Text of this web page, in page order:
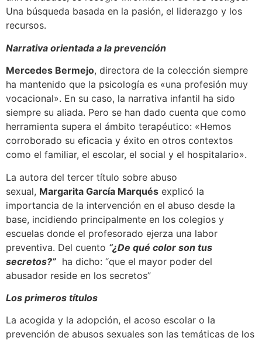
Una búsqueda basada en la pasión, el liderazgo y los
recursos.
Narrativa orientada a la prevención
Mercedes Bermejo, directora de la colección siempre
ha mantenido que la psicología es «una profesión muy
vocacional». En su caso, la narrativa infantil ha sido
siempre su aliada. Pero se han dado cuenta que como
herramienta supera el ámbito terapéutico: «Hemos
corroborado su eficacia y éxito en otros contextos
como el familiar, el escolar, el social y el hospitalario».
La autora del tercer título sobre abuso
sexual, Margarita García Marqués explicó la
importancia de la intervención en el abuso desde la
base, incidiendo principalmente en los colegios y
escuelas donde el profesorado ejerza una labor
preventiva. Del cuento “¿De qué color son tus
secretos?” ha dicho: “que el mayor poder del
abusador reside en los secretos”
Los primeros títulos
La acogida y la adopción, el acoso escolar o la
prevención de abusos sexuales son las temáticas de los